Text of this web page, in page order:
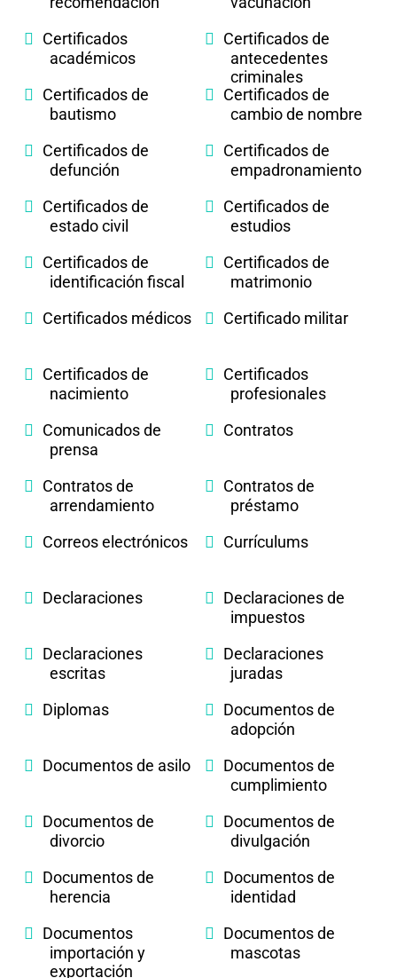
Certificados
académicos
Certificados de
antecedentes
criminales
Certificados de
bautismo
Certificados de
cambio de nombre
Certificados de
defunción
Certificados de
empadronamiento
Certificados de
estado civil
Certificados de
estudios
Certificados de
identificación fiscal
Certificados de
matrimonio
Certificados médicos
Certificado militar
Certificados de
nacimiento
Certificados
profesionales
Comunicados de
prensa
Contratos
Contratos de
arrendamiento
Contratos de
préstamo
Correos electrónicos
Currículums
Declaraciones
Declaraciones de
impuestos
Declaraciones
escritas
Declaraciones
juradas
Diplomas
Documentos de
adopción
Documentos de asilo
Documentos de
cumplimiento
Documentos de
divorcio
Documentos de
divulgación
Documentos de
herencia
Documentos de
identidad
Documentos
importación y
exportación
Documentos de
mascotas